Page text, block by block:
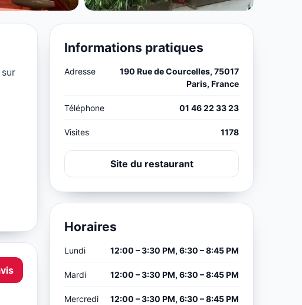
Informations pratiques
Adresse
190 Rue de Courcelles, 75017
Paris, France
Téléphone 01 46 22 33 23
Visites 1178
Site du restaurant
Horaires
Lundi 12:00 – 3:30 PM, 6:30 – 8:45 PM
Mardi 12:00 – 3:30 PM, 6:30 – 8:45 PM
Mercredi 12:00 – 3:30 PM, 6:30 – 8:45 PM